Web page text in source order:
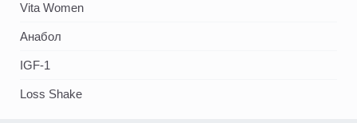
Vita Women
Анабол
IGF-1
Loss Shake